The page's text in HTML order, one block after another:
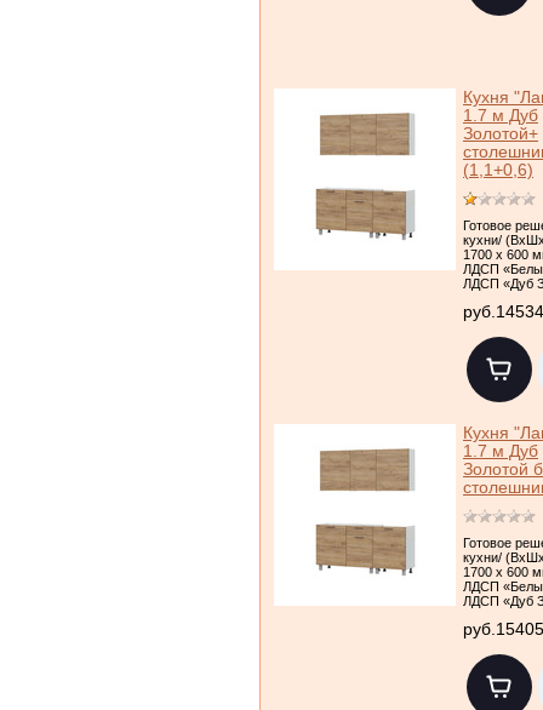
Кухня
1.7 м Дуб
Золотой+
(1,1+0,6)
Готовое
кухни/
1700 х 600
ЛДСП
ЛДСП «Дуб
руб.14534
Кухня
1.7 м Дуб
Золотой
Готовое
кухни/
1700 х 600
ЛДСП
ЛДСП «Дуб
руб.15405